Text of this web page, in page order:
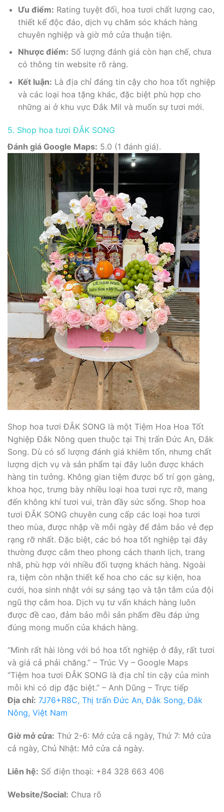
Ưu điểm: Rating tuyệt đối, hoa tươi chất lượng cao,
thiết kế độc đáo, dịch vụ chăm sóc khách hàng
chuyên nghiệp và giờ mở cửa thuận tiện.
Nhược điểm: Số lượng đánh giá còn hạn chế, chưa
có thông tin website rõ ràng.
Kết luận: Là địa chỉ đáng tin cậy cho hoa tốt nghiệp
và các loại hoa tặng khác, đặc biệt phù hợp cho
những ai ở khu vực Đắk Mil và muốn sự tươi mới.
5. Shop hoa tươi ĐẮK SONG
Đánh giá Google Maps: 5.0 (1 đánh giá).
Shop hoa tươi ĐẮK SONG là một Tiệm Hoa Hoa Tốt
Nghiệp Đắk Nông quen thuộc tại Thị trấn Đức An, Đắk
Song. Dù có số lượng đánh giá khiêm tốn, nhưng chất
lượng dịch vụ và sản phẩm tại đây luôn được khách
hàng tin tưởng. Không gian tiệm được bố trí gọn gàng,
khoa học, trưng bày nhiều loại hoa tươi rực rỡ, mang
đến không khí tươi vui, tràn đầy sức sống. Shop hoa
tươi ĐẮK SONG chuyên cung cấp các loại hoa tươi
theo mùa, được nhập về mỗi ngày để đảm bảo vẻ đẹp
rạng rỡ nhất. Đặc biệt, các bó hoa tốt nghiệp tại đây
thường được cắm theo phong cách thanh lịch, trang
nhã, phù hợp với nhiều đối tượng khách hàng. Ngoài
ra, tiệm còn nhận thiết kế hoa cho các sự kiện, hoa
cưới, hoa sinh nhật với sự sáng tạo và tận tâm của đội
ngũ thợ cắm hoa. Dịch vụ tư vấn khách hàng luôn
được đề cao, đảm bảo mỗi sản phẩm đều đáp ứng
đúng mong muốn của khách hàng.
“Mình rất hài lòng với bó hoa tốt nghiệp ở đây, rất tươi
và giá cả phải chăng.” – Trúc Vy – Google Maps
“Tiệm hoa tươi ĐẮK SONG là địa chỉ tin cậy của mình
mỗi khi có dịp đặc biệt.” – Anh Dũng – Trực tiếp
Địa chỉ: 7J76+R8C, Thị trấn Đức An, Đắk Song, Đắk
Nông, Việt Nam
Giờ mở cửa: Thứ 2-6: Mở cửa cả ngày, Thứ 7: Mở cửa
cả ngày, Chủ Nhật: Mở cửa cả ngày.
Liên hệ: Số điện thoại: +84 328 663 406
Website/Social: Chưa rõ